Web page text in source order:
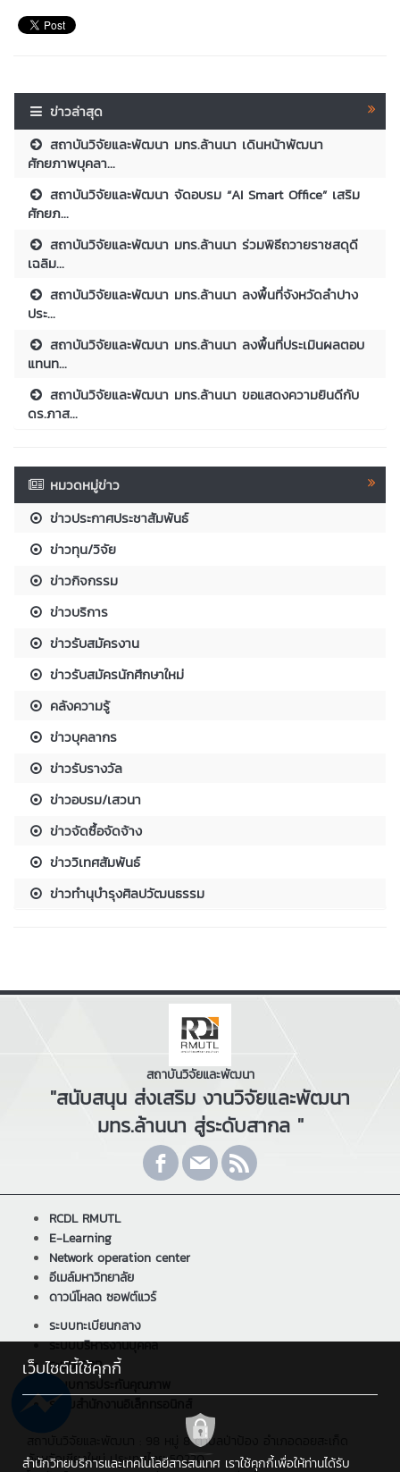
ข่าวล่าสุด
สถาบันวิจัยและพัฒนา มทร.ล้านนา เดินหน้าพัฒนา
ศักยภาพบุคลา...
สถาบันวิจัยและพัฒนา จัดอบรม “AI Smart Office” เสริม
ศักยภ...
สถาบันวิจัยและพัฒนา มทร.ล้านนา ร่วมพิธีถวายราชสดุดี
เฉลิม...
สถาบันวิจัยและพัฒนา มทร.ล้านนา ลงพื้นที่จังหวัดลำปาง
ประ...
สถาบันวิจัยและพัฒนา มทร.ล้านนา ลงพื้นที่ประเมินผลตอบ
แทนท...
สถาบันวิจัยและพัฒนา มทร.ล้านนา ขอแสดงความยินดีกับ
ดร.ภาส...
หมวดหมู่ข่าว
ข่าวประกาศประชาสัมพันธ์
ข่าวทุน/วิจัย
ข่าวกิจกรรม
ข่าวบริการ
ข่าวรับสมัครงาน
ข่าวรับสมัครนักศึกษาใหม่
คลังความรู้
ข่าวบุคลากร
ข่าวรับรางวัล
ข่าวอบรม/เสวนา
ข่าวจัดซื้อจัดจ้าง
ข่าววิเทศสัมพันธ์
ข่าวทำนุบำรุงศิลปวัฒนธรรม
สถาบันวิจัยและพัฒนา
"สนับสนุน ส่งเสริม งานวิจัยและพัฒนา
มทร.ล้านนา สู่ระดับสากล "
RCDL RMUTL
E-Learning
Network operation center
อีเมล์มหาวิทยาลัย
ดาวน์โหลด ซอฟต์แวร์
ระบบทะเบียนกลาง
ระบบบริหารงานบุคคล
ระบบ ERP
ระบบการประกันคุณภาพ
ระบบสำนักงานอิเล็กทรอนิกส์
สถาบันวิจัยและพัฒนา : 98 หมู่ 8 ตำบลป่าป้อง อำเภอดอยสะเก็ด
จังหวัดเชียงใหม่ ประเทศไทย 50220
เว็บไซต์นี้ใช้คุกกี้
สำนักวิทยบริการและเทคโนโลยีสารสนเทศ เราใช้คุกกี้เพื่อให้ท่านได้รับ